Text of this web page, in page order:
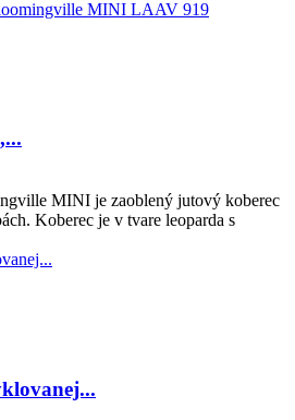
MINI je zaoblený jutový koberec
Koberec je v tvare leoparda s